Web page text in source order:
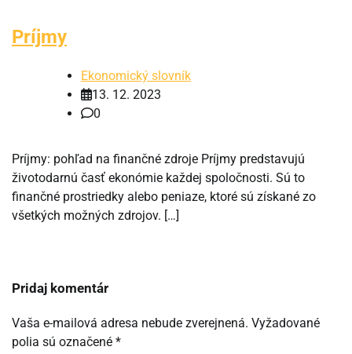
Príjmy
Ekonomický slovník
13. 12. 2023
0
Príjmy: pohľad na finančné zdroje Príjmy predstavujú
životodarnú časť ekonómie každej spoločnosti. Sú to
finančné prostriedky alebo peniaze, ktoré sú získané zo
všetkých možných zdrojov. […]
Pridaj komentár
Vaša e-mailová adresa nebude zverejnená. Vyžadované
polia sú označené *